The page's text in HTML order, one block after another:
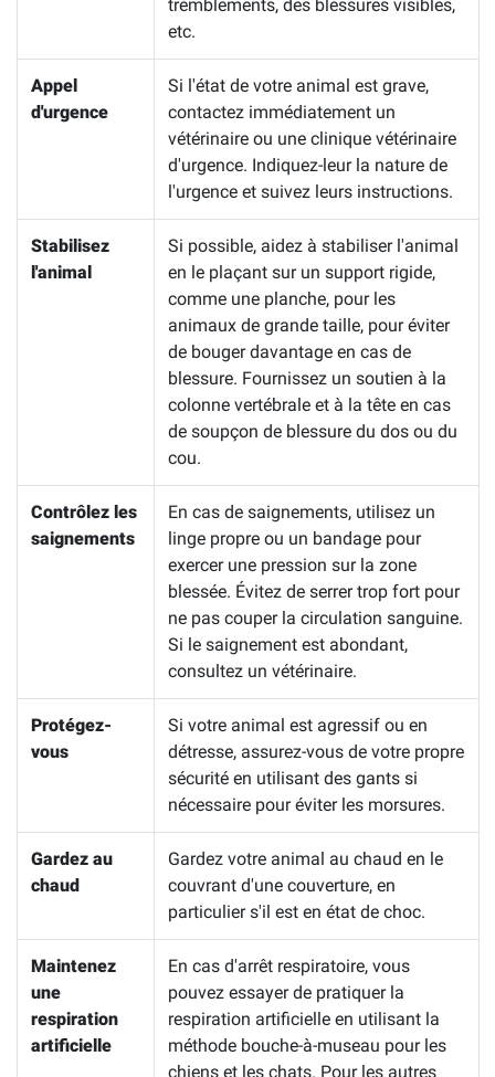
tremblements, des blessures visibles,
etc.
Appel
d'urgence
Si l'état de votre animal est grave,
contactez immédiatement un
vétérinaire ou une clinique vétérinaire
d'urgence. Indiquez-leur la nature de
l'urgence et suivez leurs instructions.
Stabilisez
l'animal
Si possible, aidez à stabiliser l'animal
en le plaçant sur un support rigide,
comme une planche, pour les
animaux de grande taille, pour éviter
de bouger davantage en cas de
blessure. Fournissez un soutien à la
colonne vertébrale et à la tête en cas
de soupçon de blessure du dos ou du
cou.
Contrôlez les
saignements
En cas de saignements, utilisez un
linge propre ou un bandage pour
exercer une pression sur la zone
blessée. Évitez de serrer trop fort pour
ne pas couper la circulation sanguine.
Si le saignement est abondant,
consultez un vétérinaire.
Protégez-
vous
Si votre animal est agressif ou en
détresse, assurez-vous de votre propre
sécurité en utilisant des gants si
nécessaire pour éviter les morsures.
Gardez au
chaud
Gardez votre animal au chaud en le
couvrant d'une couverture, en
particulier s'il est en état de choc.
Maintenez
une
respiration
artificielle
En cas d'arrêt respiratoire, vous
pouvez essayer de pratiquer la
respiration artificielle en utilisant la
méthode bouche-à-museau pour les
chiens et les chats. Pour les autres